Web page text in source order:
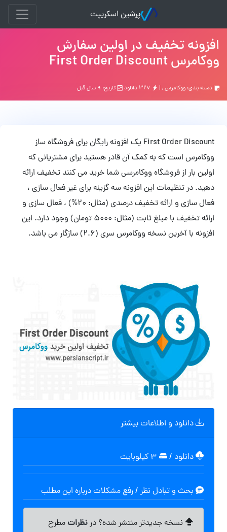
پرشین اسکریپت
افزونه تخفیف در اولین سفارش
ووکامرس First Order Discount
دسته بندی: ووکامرس, | تاریخ: ۹ سال قبل
First Order Discount یک افزونه رایگان برای فروشگاه ساز
ووکامرس است که به کمک آن قادر هستید برای مشتریانی که
اولین بار از فروشگاه ووکامرسی شما خرید می کنند تخفیف ارائه
دهید. در تنظیمات این افزونه سه گزینه برای غیر فعال سازی ،
فعال سازی و ارائه تخفیف درصدی (مثال: 20%) ، فعال سازی و
ارائه تخفیف با مبلغ ثابت (مثال: 5000 تومان) وجود دارد. این
افزونه با آخرین نسخه ووکامرس سری (2.6) سازگار می باشد.
دانلود و اطلاعات بیشتر
دانلود /
بحث و تبادل نظر / رفع مشکلات درباره این مطلب
نسخه جدیدتر منتشر شده؟ درنظراتمطرح